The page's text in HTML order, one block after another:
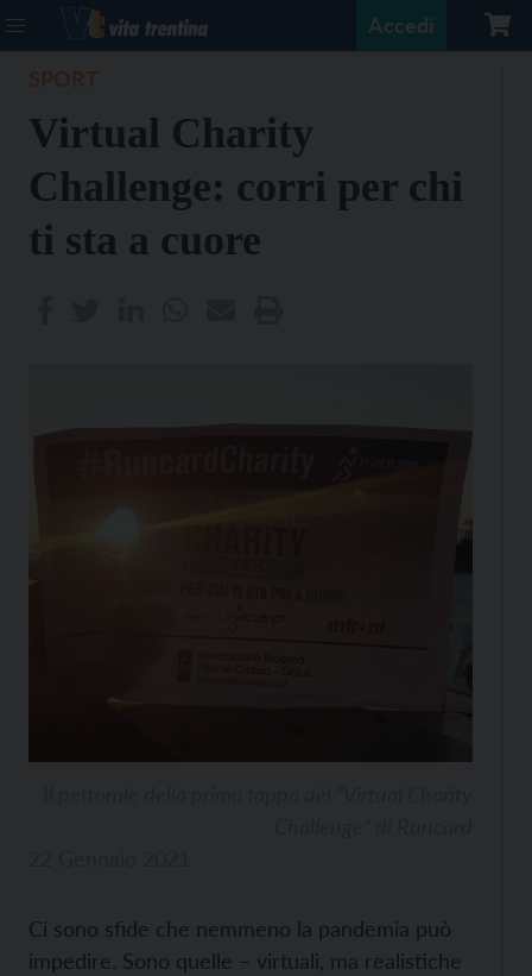
Accedi
Virtual Charity
Challenge: corri per chi
ti sta a cuore
Ci sono sfide che nemmeno la pandemia può
impedire. Sono quelle – virtuali, ma realistiche